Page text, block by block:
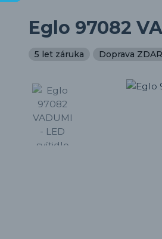
Eglo 97082
5 let záruka Doprava